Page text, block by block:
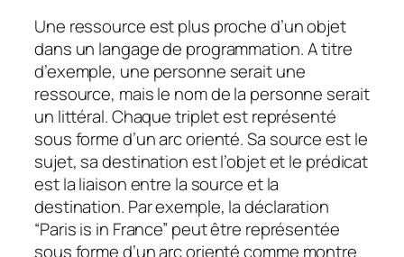
Une ressource est plus proche d’un objet
dans un langage de programmation. A titre
d’exemple, une personne serait une
ressource, mais le nom de la personne serait
un littéral. Chaque triplet est représenté
sous forme d’un arc orienté. Sa source est le
sujet, sa destination est l’objet et le prédicat
est la liaison entre la source et la
destination. Par exemple, la déclaration
“Paris is in France” peut être représentée
sous forme d’un arc orienté comme montre